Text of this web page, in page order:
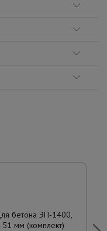
бетона ЭП-1400,
51 мм (комплект)